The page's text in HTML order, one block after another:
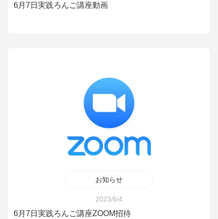
6月7日実践ろんご講座動画
お知らせ
2023/6/4
6月7日実践ろんご講座ZOOM招待